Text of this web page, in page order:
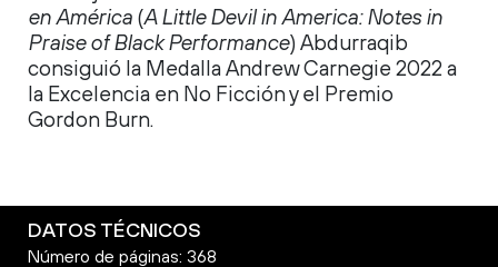
en América (A Little Devil in America: Notes in
Praise of Black Performance) Abdurraqib
consiguió la Medalla Andrew Carnegie 2022 a
la Excelencia en No Ficción y el Premio
Gordon Burn.
DATOS TÉCNICOS
Número de páginas: 368